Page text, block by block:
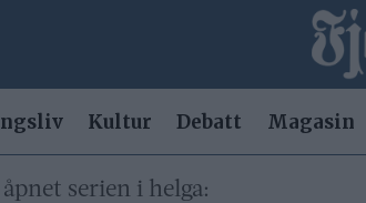
Kultur Debatt Magasin
serien i helga: